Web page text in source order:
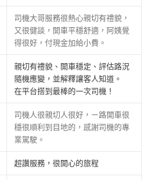
司機大哥服務很熱心親切有禮貌，
又很健談，開車平穩舒適，阿姨覺
得很好，付現金加給小費。
親切有禮貌、開車穩定、評估路況
隨機應變，並解釋讓客人知道。
在平台搭到最棒的一次司機！
司機人很親切人很好，ㄧ路開車很
穩很順利到目地的，感謝司機的專
業駕駛。
超讚服務，很開心的旅程